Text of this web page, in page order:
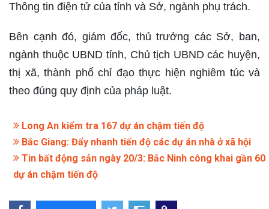
Thông tin điện tử của tỉnh và Sở, ngành phụ trách.
Bên cạnh đó, giám đốc, thủ trưởng các Sở, ban,
ngành thuộc UBND tỉnh, Chủ tịch UBND các huyện,
thị xã, thành phố chỉ đạo thực hiện nghiêm túc và
theo đúng quy định của pháp luật.
Long An kiểm tra 167 dự án chậm tiến độ
Bắc Giang: Đẩy nhanh tiến độ các dự án nhà ở xã hội
Tin bất động sản ngày 20/3: Bắc Ninh công khai gần 60
dự án chậm tiến độ